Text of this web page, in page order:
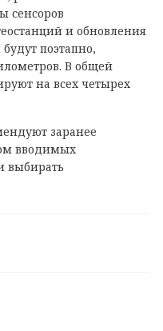
сенсоров
и обновления
поэтапно,
В общей
на всех четырех
заранее
вводимых
выбирать